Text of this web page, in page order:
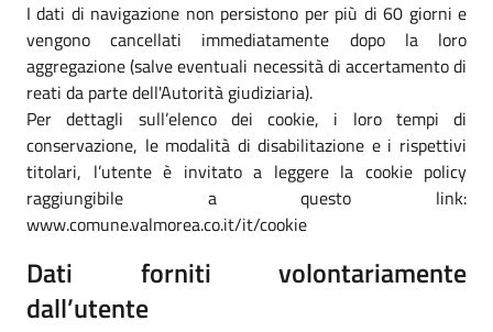
I dati di navigazione non persistono per più di 60 giorni e
vengono cancellati immediatamente dopo la loro
aggregazione (salve eventuali necessità di accertamento di
reati da parte dell'Autorità giudiziaria).
Per dettagli sull’elenco dei cookie, i loro tempi di
conservazione, le modalità di disabilitazione e i rispettivi
titolari, l’utente è invitato a leggere la cookie policy
raggiungibile a questo link:
www.comune.valmorea.co.it/it/cookie
Dati forniti volontariamente
dall’utente